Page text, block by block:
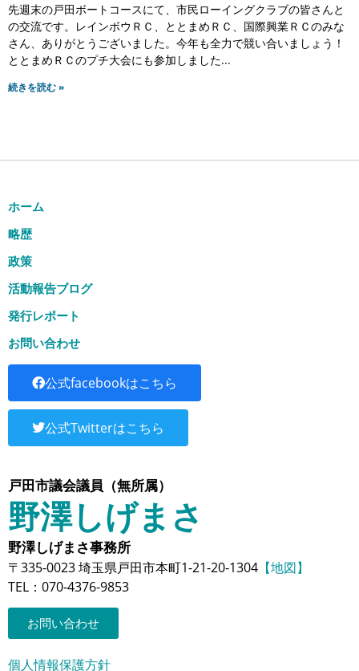
先週末の戸田ボートコースにて、市民ローイングクラブの皆さんと
の交流です。レインボウＲＣ、ととまめＲＣ、国際興業ＲＣのみな
さん、ありがとうございました。今年も全力で競い合いましょう！
ととまめＲＣのプチ大会にも参加しました
続きを読む »
ホーム
略歴
政策
活動報告ブログ
発行レポート
お問い合わせ
公式facebookはこちら
公式Twitterはこちら
戸田市議会議員（無所属）
野澤しげまさ
野澤しげまさ事務所
〒335-0023 埼玉県戸田市本町1-21-20-1304 【地図】
TEL：070-4376-9853
お問い合わせ
個人情報保護方針